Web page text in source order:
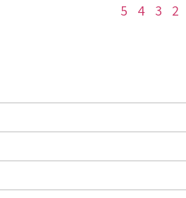
2
3
4
5